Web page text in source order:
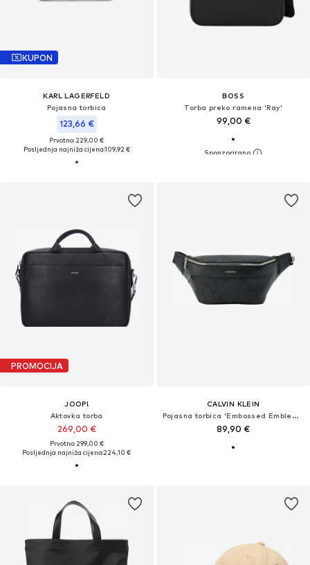
KUPON
KARL LAGERFELD
Pojasna torbica
123,66 €
Prvotno: 229,00 €
Posljednja najniža cijena:109,92 €
BOSS
Torba preko ramena 'Ray'
99,00 €
PROMOCIJA
JOOP!
Aktovka torba
269,00 €
Prvotno: 299,00 €
Posljednja najniža cijena:224,10 €
CALVIN KLEIN
Pojasna torbica 'Embossed Emblem Logo'
89,90 €